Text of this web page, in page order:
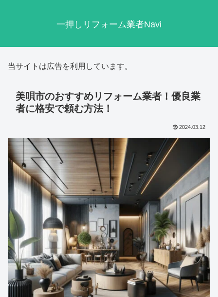
一押しリフォーム業者Navi
当サイトは広告を利用しています。
美唄市‎のおすすめリフォーム業者！優良業
者に格安で頼む方法！
2024.03.12